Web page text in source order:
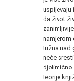
uspijevaju
da život
namjerom
tužna nad
neće sresti
djelimično
teorije